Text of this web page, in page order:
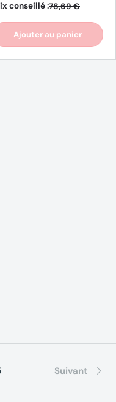
conseillé :78,69 €
Ajouter au panier
Suivant